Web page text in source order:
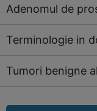
Adenomul de
Terminologie in
Tumori benigne